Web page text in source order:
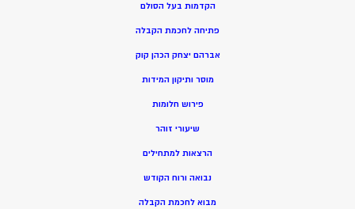
הקדמות בעל הסולם
פתיחה לחכמת הקבלה
אברהם יצחק הכהן קוק
מוסר ותיקון המידות
פירוש חלומות
שיעורי זוהר
הרצאות למתחילים
נבואה ורוח הקודש
מבוא לחכמת הקבלה